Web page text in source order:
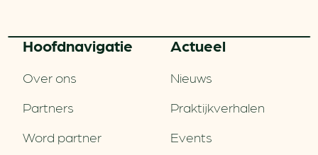
Hoofd­navigatie
Over ons
Partners
Word partner
Actueel
Nieuws
Praktijkverhalen
Events